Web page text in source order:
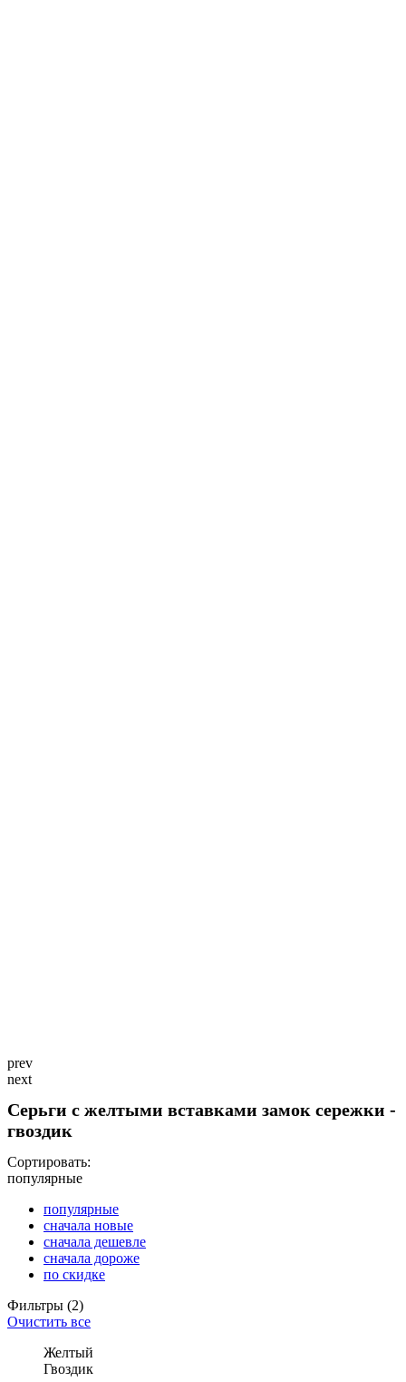
prev
next
Серьги c желтыми вставками замок сережки -
гвоздик
Сортировать:
популярные
популярные
сначала новые
сначала дешевле
сначала дороже
по скидке
Фильтры (2)
Очистить все
Желтый
Гвоздик